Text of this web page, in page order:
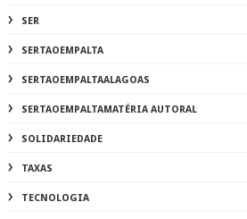
SER
SERTAOEMPALTA
SERTAOEMPALTAALAGOAS
SERTAOEMPALTAMATÉRIA AUTORAL
SOLIDARIEDADE
TAXAS
TECNOLOGIA